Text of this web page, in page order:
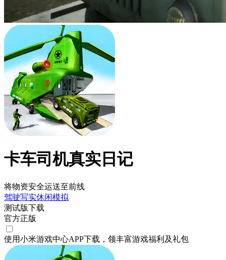
卡车司机真实日记
将物资安全运送至前线
驾驶写实休闲模拟
测试版下载
官方正版
使用小米游戏中心APP下载 ，领丰富游戏福利 及礼包